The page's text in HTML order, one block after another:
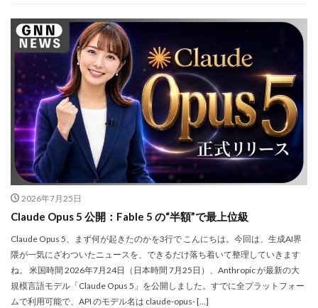
2026年7月25日
Claude Opus 5 公開：Fable 5 の“半額”で最上位級
Claude Opus 5、まず何が起きたのかを3行で こんにちは。今回は、生成AI界
隈が一気にざわついたニュースを、できるだけ落ち着いて整理していきます
ね。 米国時間 2026年7月24日（日本時間 7月25日）、Anthropic が最新の大
規模言語モデル「Claude Opus 5」を公開しました。すでに全プラットフォー
ムで利用可能で、API のモデル名は claude-opus- […]
coolpix P1100
CP+ 2025 CP+ 2026
CP+2026
cpplus2026
CPプラス2025
DJI FLIP
DJI Matrice 4 シリーズ
DJI Mini 5 Pro
dji ミラーレスカメラ
DJI 新型 DMA
EOS C50
EOS R1
EOS R3 MarkⅡ
EOS R3 MarkⅡ 予想
EOS R5 MarkⅡ
EOS R6 Mark Ⅲ
EOS R6 MarkⅢ
EOS R8 Mark II
EOS RC
EOSR6M3
FE 24-200mm F2.8-4.5G OSS
FE 400-800mm F6.3-8 G
FE16mm F1.8 G
FE400-800mm F6.3-8 G
GalaxyＳ25 ultra
GalaxyＳ25 エッジ
Google
GooglePixel
GPT-5.6
Hasselblad
Hasselblad X2D II 100C
HomePod